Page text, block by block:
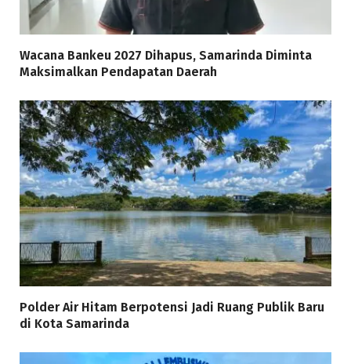
Wacana Bankeu 2027 Dihapus, Samarinda Diminta
Maksimalkan Pendapatan Daerah
Polder Air Hitam Berpotensi Jadi Ruang Publik Baru
di Kota Samarinda